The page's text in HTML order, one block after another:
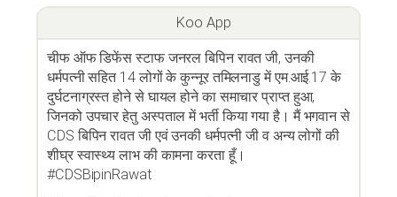
Koo App
चीफ ऑफ डिफेंस स्टाफ जनरल बिपिन रावत जी, उनकी
धर्मपत्नी सहित 14 लोगों के कुन्नूर तमिलनाडु में एम.आई.17 के
दुर्घटनाग्रस्त होने से घायल होने का समाचार प्राप्त हुआ,
जिनको उपचार हेतु अस्पताल में भर्ती किया गया है। मैं भगवान से
CDS बिपिन रावत जी एवं उनकी धर्मपत्नी जी व अन्य लोगों की
शीघ्र स्वास्थ्य लाभ की कामना करता हूँ।
#CDSBipinRawat